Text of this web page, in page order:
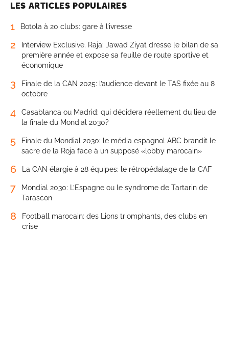
LES ARTICLES POPULAIRES
1 Botola à 20 clubs: gare à l’ivresse
2
Interview Exclusive. Raja: Jawad Ziyat dresse le bilan de sa
première année et expose sa feuille de route sportive et
économique
3
Finale de la CAN 2025: l’audience devant le TAS fixée au 8
octobre
4
Casablanca ou Madrid: qui décidera réellement du lieu de
la finale du Mondial 2030?
5
Finale du Mondial 2030: le média espagnol ABC brandit le
sacre de la Roja face à un supposé «lobby marocain»
6 La CAN élargie à 28 équipes: le rétropédalage de la CAF
7
Mondial 2030: L’Espagne ou le syndrome de Tartarin de
Tarascon
8
Football marocain: des Lions triomphants, des clubs en
crise